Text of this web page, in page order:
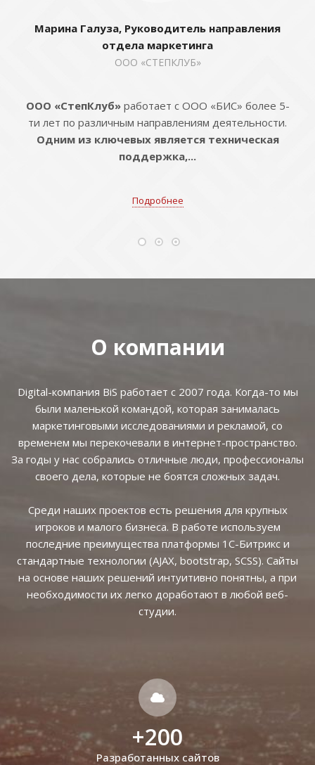
Марина Галуза, Руководитель направления
отдела маркетинга
ООО «СТЕПКЛУБ»
ООО «СтепКлуб»работает с ООО «БИС» более 5-
ти лет по различным направлениям деятельности.
Одним из ключевых является техническая
поддержка,...
Подробнее
О компании
Digital-компания BiS работает с 2007 года. Когда-то мы
были маленькой командой, которая занималась
маркетинговыми исследованиями и рекламой, со
временем мы перекочевали в интернет-пространство.
За годы у нас собрались отличные люди, профессионалы
своего дела, которые не боятся сложных задач.
Среди наших проектов есть решения для крупных
игроков и малого бизнеса. В работе используем
последние преимущества платформы 1С-Битрикс и
стандартные технологии (AJAX, bootstrap, SCSS). Сайты
на основе наших решений интуитивно понятны, а при
необходимости их легко доработают в любой веб-
студии.
+200
Разработанных сайтов